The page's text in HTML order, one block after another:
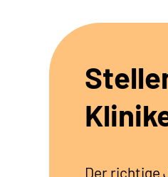
Der richtige